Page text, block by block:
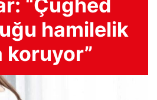
“Çughed
hamilelik
koruyor”